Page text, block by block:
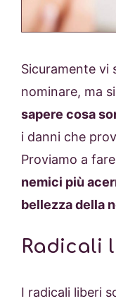
Sicuramente vi
nominare, ma
sapere cosa
i danni che
Proviamo a
nemici più
bellezza della
Radicali
I radicali liberi